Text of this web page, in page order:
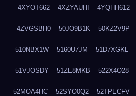
4XYOT662 4XZYAUHI 4YQHH612
4ZVGSBH0 50JO9B1K 50KZ2V9P
510NBX1W 5160U7JM 51D7XGKL
51VJOSDY 51ZE8MKB 522X4O28
52MOA4HC 52SYO0Q2 52TPECFV